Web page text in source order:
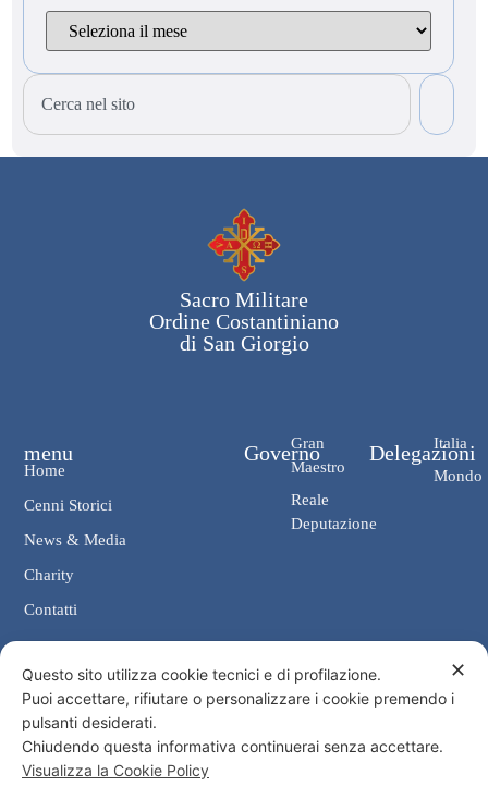
Sacro Militare
Ordine Costantiniano
di San Giorgio
Governo
Gran
Maestro
Reale
Deputazione
Delegazioni
Italia
Mondo
menu
Home
Cenni Storici
News & Media
Charity
Contatti
Contatti
Cancelleria: Via Giosuè Carducci, 4 00187 Roma
eMail: cancelleria@ordine-costantiniano.it
Tel. +39 06 47.41.190 +39 06 48.19.401
✕
Questo sito utilizza cookie tecnici e di profilazione.
Puoi accettare, rifiutare o personalizzare i cookie premendo i
pulsanti desiderati.
Chiudendo questa informativa continuerai senza accettare.
Visualizza la Cookie Policy